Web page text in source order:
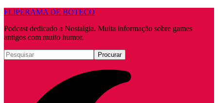
FLIPERAMA DE BOTECO
Podcast dedicado a Nostalgia. Muita informação sobre games
antigos com muito humor.